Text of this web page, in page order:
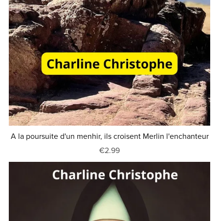
A la poursuite d'un menhir, ils croisent Merlin l'enchanteur
€2.99